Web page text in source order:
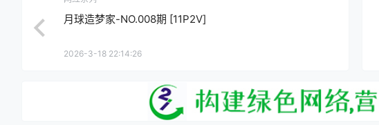
月球造梦家-NO.008期 [11P2V]
2026-3-18 22:14:26